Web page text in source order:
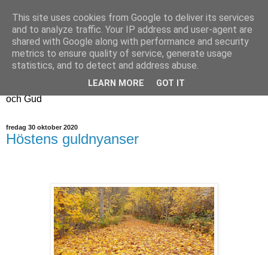
Fyren
Fyren finns för att sprida ljus i mörkret
För att påminna om guldkanterna i tillvaron
Här samsas jakt, hantverk, odling, och andra tankar om livet
och Gud
fredag 30 oktober 2020
Höstens guldnyanser
This site uses cookies from Google to deliver its services
and to analyze traffic. Your IP address and user-agent are
shared with Google along with performance and security
metrics to ensure quality of service, generate usage
statistics, and to detect and address abuse.
LEARN MORE GOT IT